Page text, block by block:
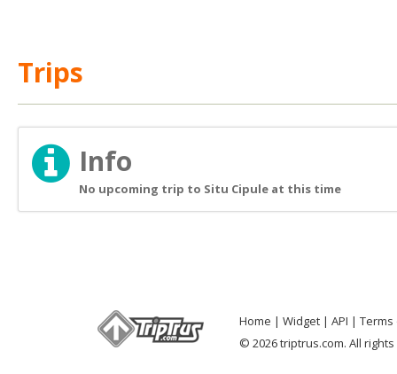
Trips
Info
No upcoming trip to Situ Cipule at this time
Home Widget API
Terms
© 2026 triptrus.com. All